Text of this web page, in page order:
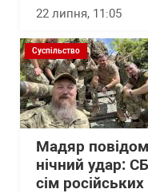
22 липня, 11:05
Суспільство
Мадяр
нічний удар:
сім